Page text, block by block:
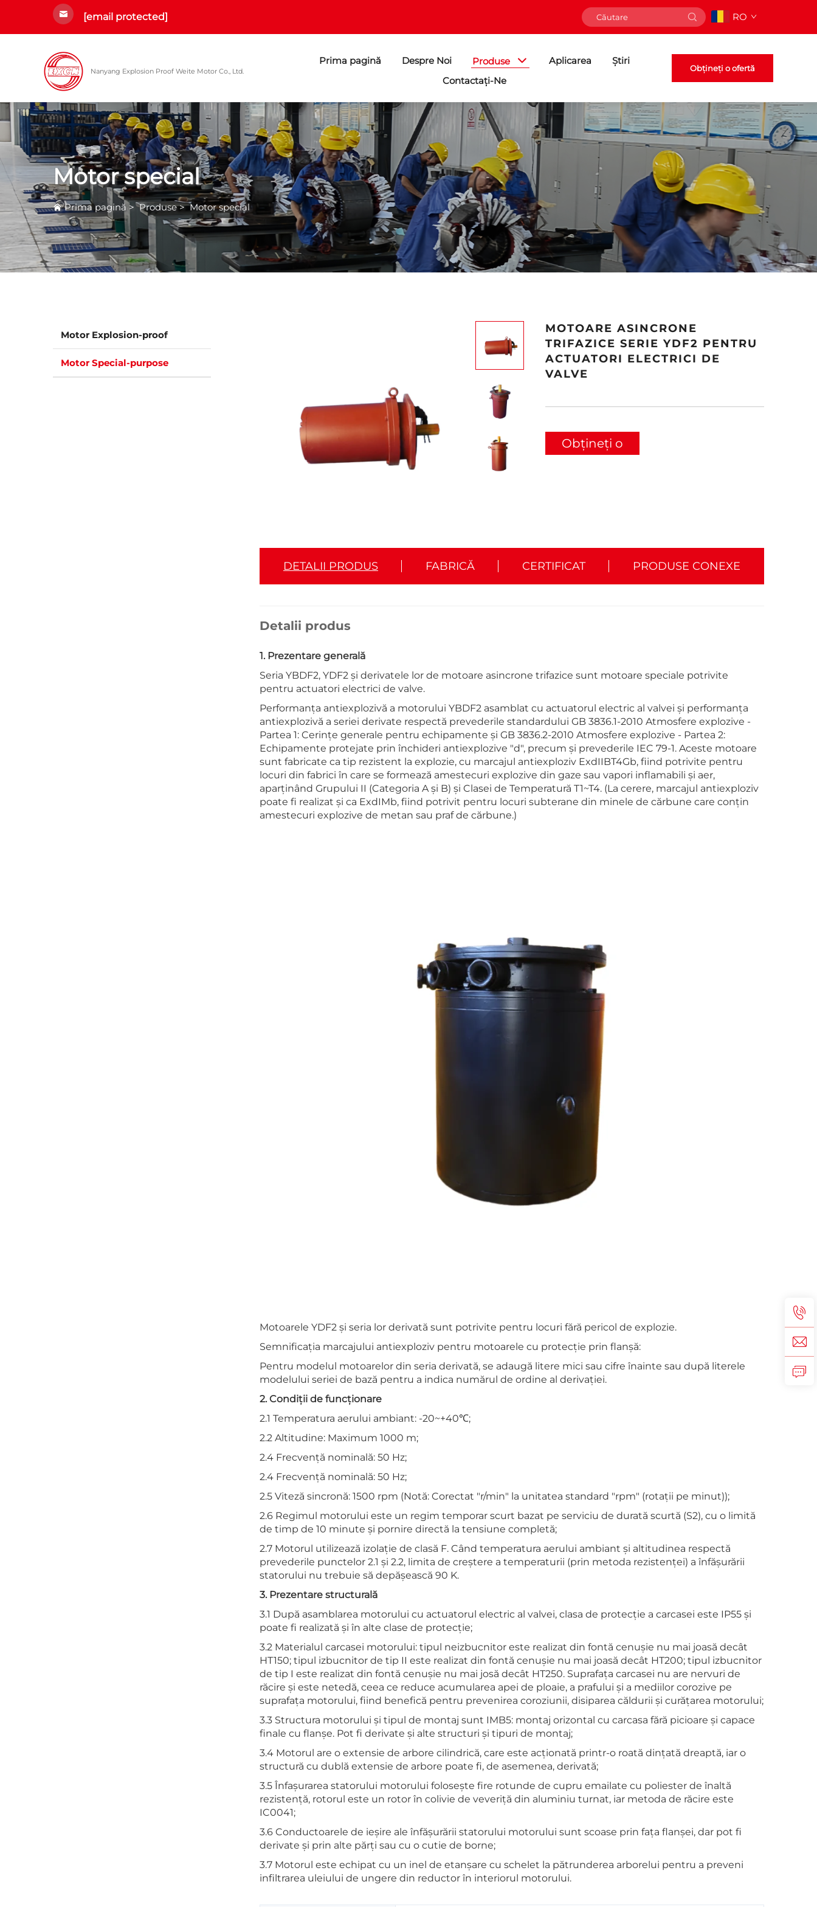
[email protected] RO
Nanyang Explosion Proof Weite Motor Co., Ltd.
Prima pagină Despre Noi Produse Aplicarea
Știri
Contactați-Ne
Obțineți o ofertă
Motor special
Prima pagină >Produse>Motor special
Motor Explosion-proof
Motor Special-purpose
MOTOARE ASINCRONE
TRIFAZICE SERIE YDF2 PENTRU
ACTUATORI ELECTRICI DE
VALVE
Obțineți o
DETALII PRODUS FABRICĂ CERTIFICAT PRODUSE CONEXE
Detalii produs
1. Prezentare generală
Seria YBDF2, YDF2 și derivatele lor de motoare asincrone trifazice sunt motoare speciale potrivite
pentru actuatori electrici de valve.
Performanța antiexplozivă a motorului YBDF2 asamblat cu actuatorul electric al valvei și performanța
antiexplozivă a seriei derivate respectă prevederile standardului GB 3836.1-2010 Atmosfere explozive -
Partea 1: Cerințe generale pentru echipamente și GB 3836.2-2010 Atmosfere explozive - Partea 2:
Echipamente protejate prin închideri antiexplozive "d", precum și prevederile IEC 79-1. Aceste motoare
sunt fabricate ca tip rezistent la explozie, cu marcajul antiexploziv ExdIIBT4Gb, fiind potrivite pentru
locuri din fabrici în care se formează amestecuri explozive din gaze sau vapori inflamabili și aer,
aparținând Grupului II (Categoria A și B) și Clasei de Temperatură T1~T4. (La cerere, marcajul antiexploziv
poate fi realizat și ca ExdIMb, fiind potrivit pentru locuri subterane din minele de cărbune care conțin
amestecuri explozive de metan sau praf de cărbune.)
Motoarele YDF2 și seria lor derivată sunt potrivite pentru locuri fără pericol de explozie.
Semnificația marcajului antiexploziv pentru motoarele cu protecție prin flanșă:
Pentru modelul motoarelor din seria derivată, se adaugă litere mici sau cifre înainte sau după literele
modelului seriei de bază pentru a indica numărul de ordine al derivației.
2. Condiții de funcționare
2.1 Temperatura aerului ambiant: -20~+40℃;
2.2 Altitudine: Maximum 1000 m;
2.4 Frecvență nominală: 50 Hz;
2.4 Frecvență nominală: 50 Hz;
2.5 Viteză sincronă: 1500 rpm (Notă: Corectat "r/min" la unitatea standard "rpm" (rotații pe minut));
2.6 Regimul motorului este un regim temporar scurt bazat pe serviciu de durată scurtă (S2), cu o limită
de timp de 10 minute și pornire directă la tensiune completă;
2.7 Motorul utilizează izolație de clasă F. Când temperatura aerului ambiant și altitudinea respectă
prevederile punctelor 2.1 și 2.2, limita de creștere a temperaturii (prin metoda rezistenței) a înfășurării
statorului nu trebuie să depășească 90 K.
3. Prezentare structurală
3.1 După asamblarea motorului cu actuatorul electric al valvei, clasa de protecție a carcasei este IP55 și
poate fi realizată și în alte clase de protecție;
3.2 Materialul carcasei motorului: tipul neizbucnitor este realizat din fontă cenușie nu mai joasă decât
HT150; tipul izbucnitor de tip II este realizat din fontă cenușie nu mai joasă decât HT200; tipul izbucnitor
de tip I este realizat din fontă cenușie nu mai josă decât HT250. Suprafața carcasei nu are nervuri de
răcire și este netedă, ceea ce reduce acumularea apei de ploaie, a prafului și a mediilor corozive pe
suprafața motorului, fiind benefică pentru prevenirea coroziunii, disiparea căldurii și curățarea motorului;
3.3 Structura motorului și tipul de montaj sunt IMB5: montaj orizontal cu carcasa fără picioare și capace
finale cu flanșe. Pot fi derivate și alte structuri și tipuri de montaj;
3.4 Motorul are o extensie de arbore cilindrică, care este acționată printr-o roată dințată dreaptă, iar o
structură cu dublă extensie de arbore poate fi, de asemenea, derivată;
3.5 Înfașurarea statorului motorului folosește fire rotunde de cupru emailate cu poliester de înaltă
rezistență, rotorul este un rotor în colivie de veveriță din aluminiu turnat, iar metoda de răcire este
IC0041;
3.6 Conductoarele de ieșire ale înfășurării statorului motorului sunt scoase prin fața flanșei, dar pot fi
derivate și prin alte părți sau cu o cutie de borne;
3.7 Motorul este echipat cu un inel de etanșare cu schelet la pătrunderea arborelui pentru a preveni
infiltrarea uleiului de ungere din reductor în interiorul motorului.